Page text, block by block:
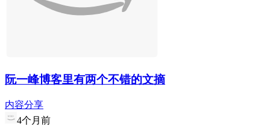
阮一峰博客里有两个不错的文摘
内容分享
4个月前